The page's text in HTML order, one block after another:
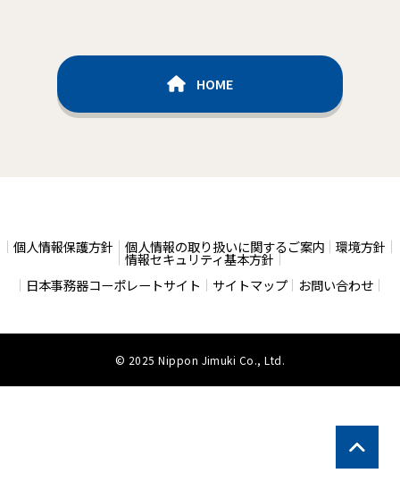
HOME
個人情報保護方針 個人情報の取り扱いに関するご案内 環境方針
情報セキュリティ基本方針
日本事務器コーポレートサイト
サイトマップ お問い合わせ
© 2025 Nippon Jimuki Co., Ltd.